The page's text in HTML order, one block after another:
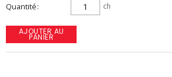
Quantité ch
AJOUTER AU
PANIER